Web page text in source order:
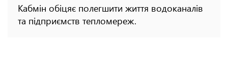
Кабмін обіцяє полегшити життя водоканалів
та підприємств тепломереж.